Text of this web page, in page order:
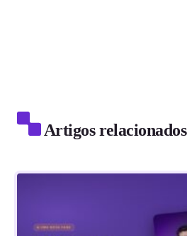
Artigos relacionados